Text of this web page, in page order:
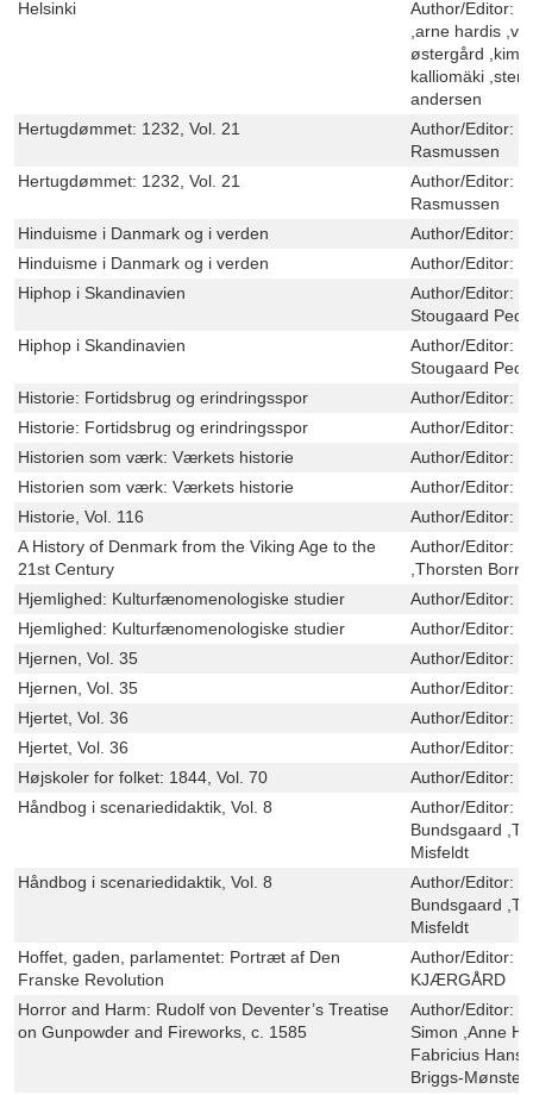
Helsinki Author/Editor:
,arne hardis
østergård ,kim
kalliomäki ,sten
andersen
Hertugdømmet: 1232, Vol. 21
Author/Editor:
Rasmussen
Hertugdømmet: 1232, Vol. 21
Author/Editor:
Rasmussen
Hinduisme i Danmark og i verden
Author/Editor:
Hinduisme i Danmark og i verden
Author/Editor:
Hiphop i Skandinavien
Author/Editor:
Stougaard
Hiphop i Skandinavien
Author/Editor:
Stougaard
Historie: Fortidsbrug og erindringsspor
Author/Editor:
Historie: Fortidsbrug og erindringsspor
Author/Editor:
Historien som værk: Værkets historie
Author/Editor:
Historien som værk: Værkets historie
Author/Editor:
Historie, Vol. 116
Author/Editor:
A History of Denmark from the Viking Age to the
21st Century
Author/Editor:
,Thorsten
Hjemlighed: Kulturfænomenologiske studier
Author/Editor:
Hjemlighed: Kulturfænomenologiske studier
Author/Editor:
Hjernen, Vol. 35
Author/Editor:
Hjernen, Vol. 35
Author/Editor:
Hjertet, Vol. 36
Author/Editor:
Hjertet, Vol. 36
Author/Editor:
Højskoler for folket: 1844, Vol. 70
Author/Editor:
Håndbog i scenariedidaktik, Vol. 8
Author/Editor:
Bundsgaard
Misfeldt
Håndbog i scenariedidaktik, Vol. 8
Author/Editor:
Bundsgaard
Misfeldt
Hoffet, gaden, parlamentet: Portræt af Den
Franske Revolution
Author/Editor:
KJÆRGÅRD
Horror and Harm: Rudolf von Deventer’s Treatise
on Gunpowder and Fireworks, c. 1585
Author/Editor:
Simon ,Anne
Fabricius
Briggs-